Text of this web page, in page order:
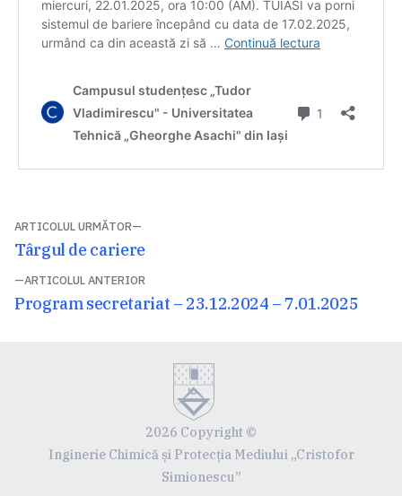
Navigare
în
articole
ARTICOLUL ANTERIOR
Articolul
Program secretariat – 23.12.2024 – 7.01.2025
ARTICOLUL URMĂTOR
Articolul
Târgul de cariere
2026 Copyright ©
Inginerie Chimică și Protecția Mediului „Cristofor
Simionescu”